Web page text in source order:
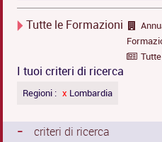
Tutte le Formazioni
I tuoi criteri di ricerca
Regioni : x Lombardia
- criteri di ricerca